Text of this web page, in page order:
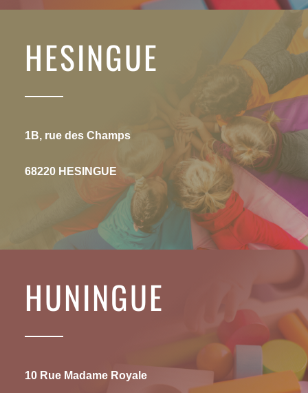
HESINGUE
1B, rue des Champs
68220 HESINGUE
HUNINGUE
10 Rue Madame Royale